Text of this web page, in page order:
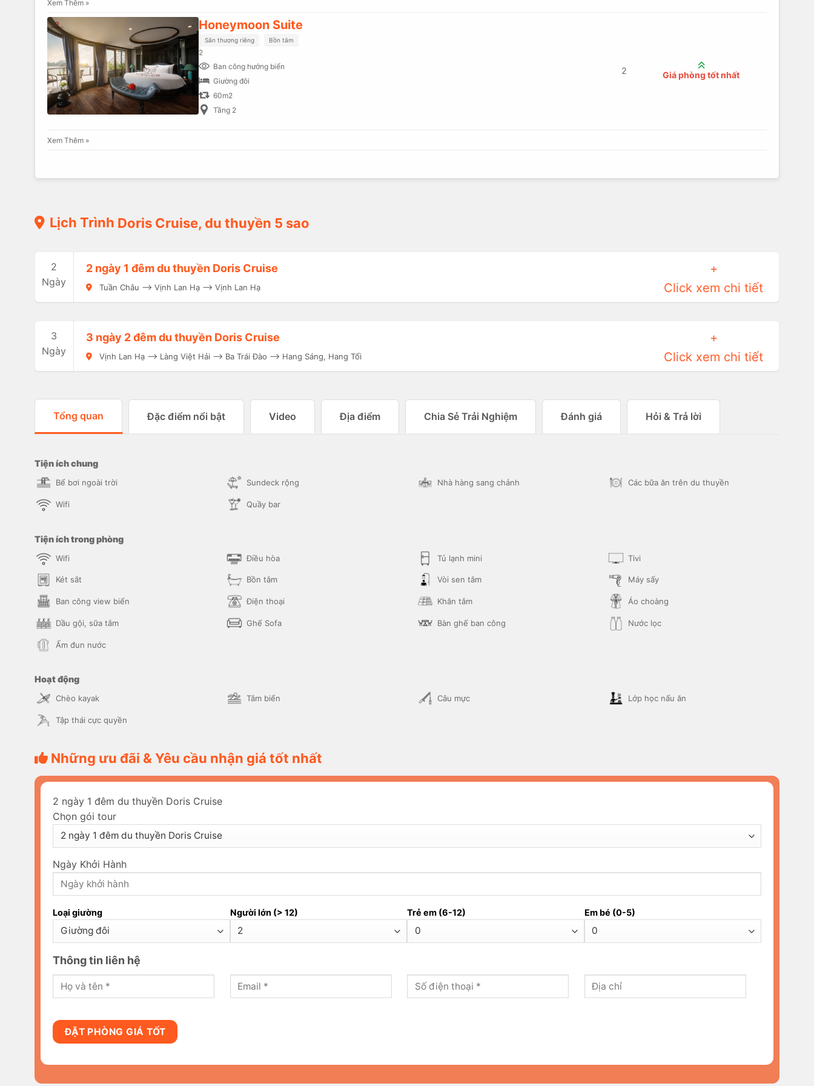
Xem Thêm »
Honeymoon Suite
Sân thượng riêng Bồn tắm
2
Ban công hướng biển
Giường đôi
60m2
Tầng 2
2 Giá phòng tốt nhất
Xem Thêm »
Lịch Trình Doris Cruise, du thuyền 5 sao
2
Ngày
2 ngày 1 đêm du thuyền Doris Cruise
Tuần Châu –> Vịnh Lan Hạ –> Vịnh Lan Hạ
+
Click xem chi tiết
3
Ngày
3 ngày 2 đêm du thuyền Doris Cruise
Vịnh Lan Hạ –> Làng Việt Hải –> Ba Trái Đào –> Hang Sáng, Hang Tối
+
Click xem chi tiết
Tổng quan Đặc điểm nổi bật Video Địa điểm Chia Sẻ Trải Nghiệm Đánh giá Hỏi & Trả lời
Tiện ích chung
Bể bơi ngoài trời Sundeck rộng Nhà hàng sang chảnh Các bữa ăn trên du thuyền
Wifi Quầy bar
Tiện ích trong phòng
Wifi Điều hòa Tủ lạnh mini Tivi
Két sắt Bồn tắm Vòi sen tắm Máy sấy
Ban công view biển Điện thoại Khăn tắm Áo choàng
Dầu gội, sữa tắm Ghế Sofa Bàn ghế ban công Nước lọc
Ấm đun nước
Hoạt động
Chèo kayak Tắm biển Câu mực Lớp học nấu ăn
Tập thái cực quyền
Những ưu đãi & Yêu cầu nhận giá tốt nhất
2 ngày 1 đêm du thuyền Doris Cruise
Chọn gói tour
Ngày Khởi Hành
Loại giường Người lớn (> 12) Trẻ em (6-12) Em bé (0-5)
Thông tin liên hệ
ĐẶT PHÒNG GIÁ TỐT